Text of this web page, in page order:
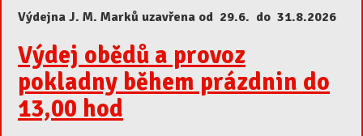
Výdejna J. M. Marků uzavřena od 29.6. do 31.8.2026
Výdej obědů a provoz
pokladny během prázdnin do
13,00 hod
B.Smetany 493
Lanškroun 563 01
465 324 673
madoret@madoret.eu